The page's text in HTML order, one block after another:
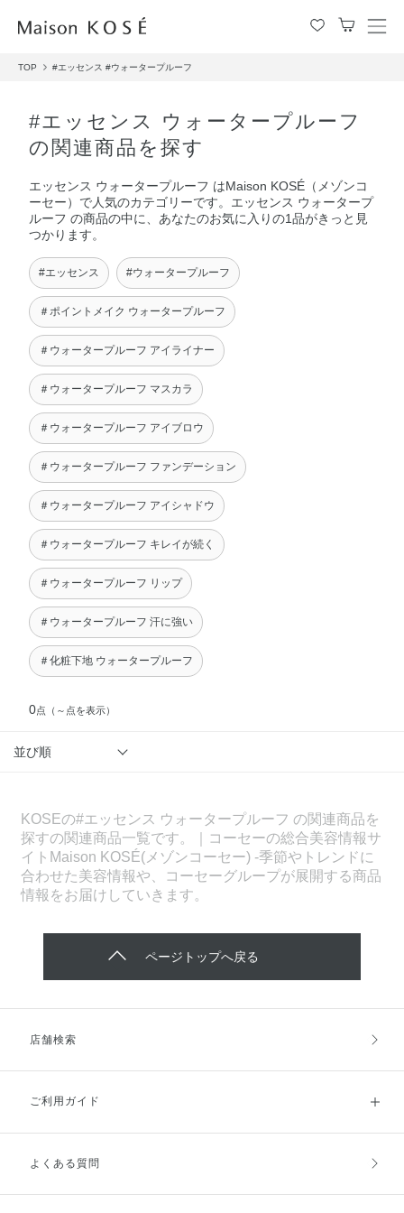
メ
TOP #エッセンス #ウォータープルーフ
#エッセンス ウォータープルーフ
の関連商品を探す
エッセンス ウォータープルーフ はMaison KOSÉ（メゾンコ
ーセー）で人気のカテゴリーです。エッセンス ウォータープ
ルーフ の商品の中に、あなたのお気に入りの1品がきっと見
つかります。
#エッセンス #ウォータープルーフ
＃ポイントメイク ウォータープルーフ
＃ウォータープルーフ アイライナー
＃ウォータープルーフ マスカラ
＃ウォータープルーフ アイブロウ
＃ウォータープルーフ ファンデーション
＃ウォータープルーフ アイシャドウ
＃ウォータープルーフ キレイが続く
＃ウォータープルーフ リップ
＃ウォータープルーフ 汗に強い
＃化粧下地 ウォータープルーフ
0点 （～点を表示）
並び順
KOSEの#エッセンス ウォータープルーフ の関連商品を
探すの関連商品一覧です。｜コーセーの総合美容情報サ
イトMaison KOSÉ(メゾンコーセー) -季節やトレンドに
合わせた美容情報や、コーセーグループが展開する商品
情報をお届けしていきます。
ページトップへ戻る
店舗検索
ご利用ガイド
ご利用ガイドトップ
よくある質問